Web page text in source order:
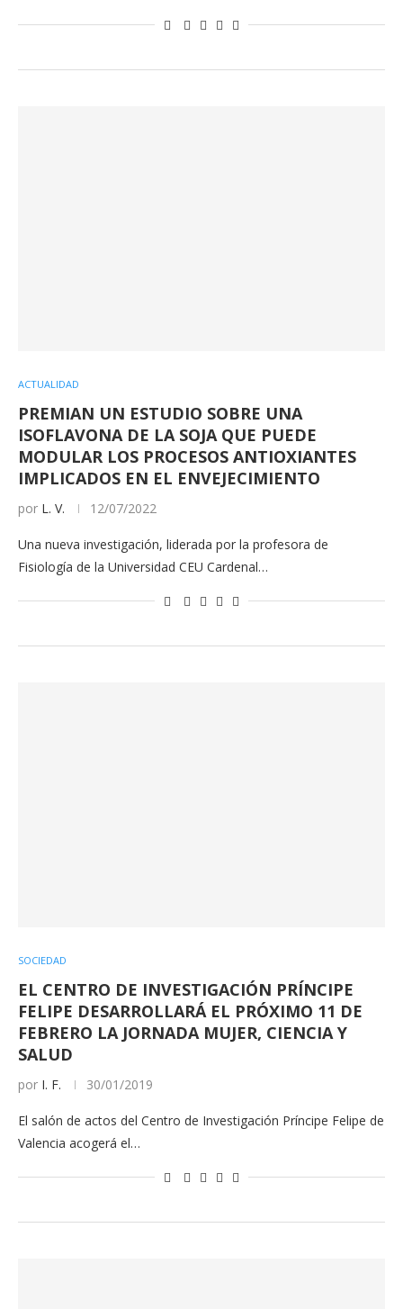
ACTUALIDAD
PREMIAN UN ESTUDIO SOBRE UNA
ISOFLAVONA DE LA SOJA QUE PUEDE
MODULAR LOS PROCESOS ANTIOXIANTES
IMPLICADOS EN EL ENVEJECIMIENTO
por L. V. 12/07/2022
Una nueva investigación, liderada por la profesora de
Fisiología de la Universidad CEU Cardenal…
SOCIEDAD
EL CENTRO DE INVESTIGACIÓN PRÍNCIPE
FELIPE DESARROLLARÁ EL PRÓXIMO 11 DE
FEBRERO LA JORNADA MUJER, CIENCIA Y
SALUD
por I. F. 30/01/2019
El salón de actos del Centro de Investigación Príncipe Felipe de
Valencia acogerá el…